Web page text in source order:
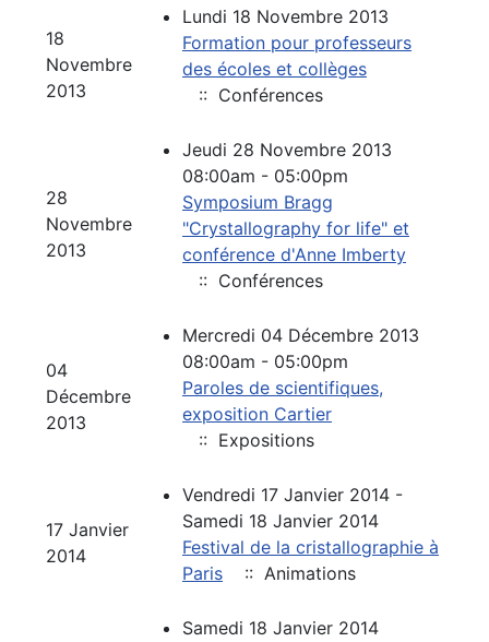
18
Novembre
2013
Lundi 18 Novembre 2013
Formation pour professeurs
des écoles et collèges
:: Conférences
28
Novembre
2013
Jeudi 28 Novembre 2013
08:00am - 05:00pm
Symposium Bragg
"Crystallography for life" et
conférence d'Anne Imberty
:: Conférences
04
Décembre
2013
Mercredi 04 Décembre 2013
08:00am - 05:00pm
Paroles de scientifiques,
exposition Cartier
:: Expositions
17 Janvier
2014
Vendredi 17 Janvier 2014 -
Samedi 18 Janvier 2014
Festival de la cristallographie à
Paris
:: Animations
Samedi 18 Janvier 2014